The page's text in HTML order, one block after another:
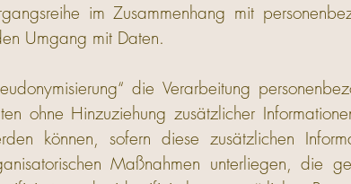
im Zusammenhang mit
Umgang mit Daten.
die Verarbeitung
ohne Hinzuziehung zusätzlicher
können, sofern diese zusätzlichen
Maßnahmen unterliegen, die